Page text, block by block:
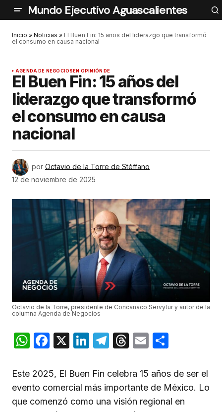
Mundo Ejecutivo Aguascalientes
Inicio » Noticias » El Buen Fin: 15 años del liderazgo que transformó
el consumo en causa nacional
AGENDA DE NEGOCIOSEN OPINIÓN DE
El Buen Fin: 15 años del
liderazgo que transformó
el consumo en causa
nacional
por Octavio de la Torre de Stéffano
12 de noviembre de 2025
Octavio de la Torre, presidente de Concanaco Servytur y autor de la
columna Agenda de Negocios
WhatsApp
Facebook
X LinkedIn
Telegram
Threads
Email
Este 2025, El Buen Fin celebra 15 años de ser el
evento comercial más importante de México. Lo
que comenzó como una visión regional en